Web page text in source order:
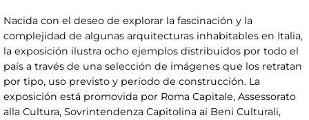
Nacida con el deseo de explorar la fascinación y la
complejidad de algunas arquitecturas inhabitables en Italia,
la exposición ilustra ocho ejemplos distribuidos por todo el
país a través de una selección de imágenes que los retratan
por tipo, uso previsto y periodo de construcción. La
exposición está promovida por Roma Capitale, Assessorato
alla Cultura, Sovrintendenza Capitolina ai Beni Culturali,